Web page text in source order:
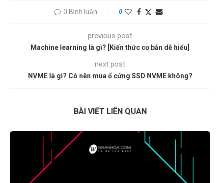
0 Bình luận 0
previous post
Machine learning là gì? [Kiến thức cơ bản dễ hiểu]
next post
NVME là gì? Có nên mua ổ cứng SSD NVME không?
BÀI VIẾT LIÊN QUAN